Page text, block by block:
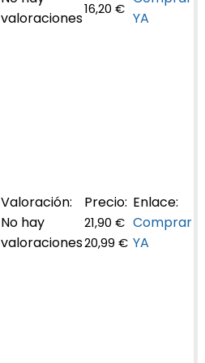
valoraciones
16,20 €
YA
No hay
valoraciones
21,90 €
20,99 €
Comprar
YA